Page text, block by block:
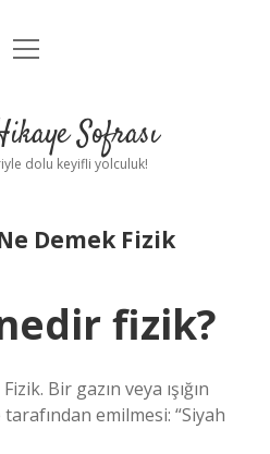
Anasayfa
Uyarı
menüyü
Sofrası
dolu keyifli yolculuk!
Demek Fizik
fizik?
Bir gazın veya ışığın
tarafından emilmesi: “Siyah